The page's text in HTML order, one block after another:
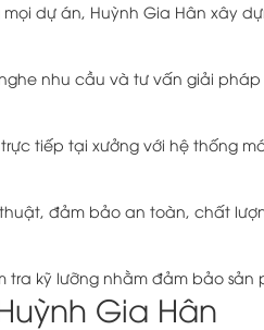
dự án, Huỳnh Gia Hân xây
nhu cầu và tư vấn giải
tiếp tại xưởng với hệ thống
đảm bảo an toàn, chất
tra kỹ lưỡng nhằm đảm bảo
Gia Hân